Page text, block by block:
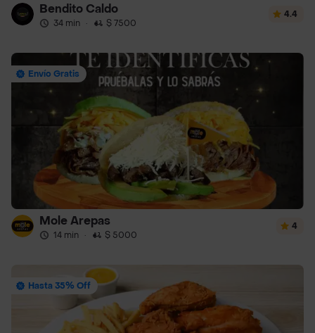
Bendito Caldo
34 min · $ 7500
4.4
Envío Gratis
Mole Arepas
14 min · $ 5000
4
Hasta 35% Off